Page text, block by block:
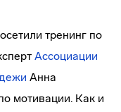
тренинг по
Ассоциации
Анна
мотивации. Как и